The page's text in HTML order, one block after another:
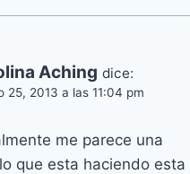
Aching dice:
25, 2013 a las 11:04 pm
me parece una
que esta haciendo esta